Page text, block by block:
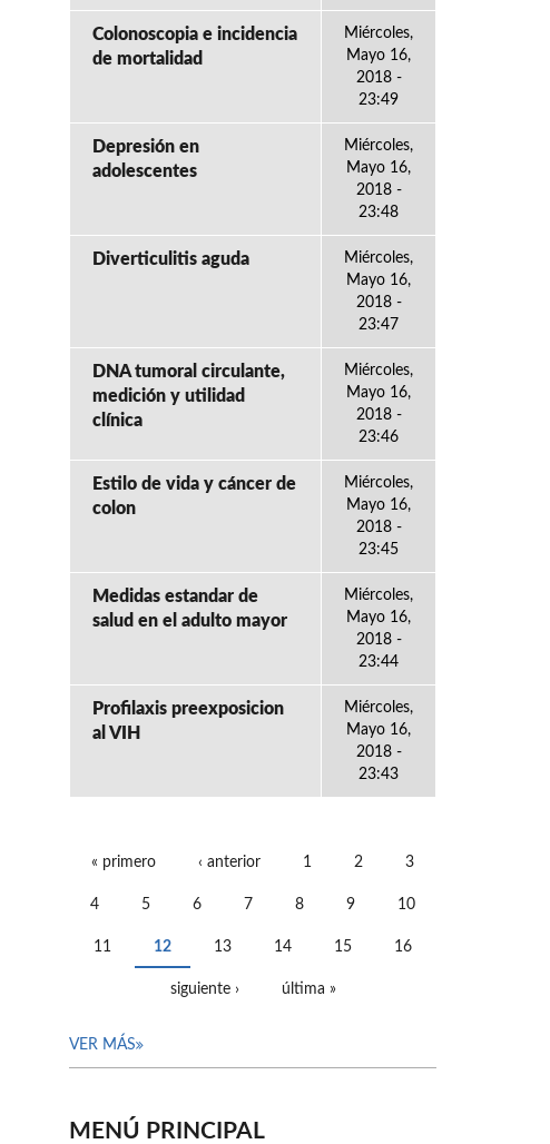
Colonoscopia e incidencia
de mortalidad
Miércoles,
Mayo 16,
2018 -
23:49
Depresión en
adolescentes
Miércoles,
Mayo 16,
2018 -
23:48
Diverticulitis aguda
Miércoles,
Mayo 16,
2018 -
23:47
DNA tumoral circulante,
medición y utilidad
clínica
Miércoles,
Mayo 16,
2018 -
23:46
Estilo de vida y cáncer de
colon
Miércoles,
Mayo 16,
2018 -
23:45
Medidas estandar de
salud en el adulto mayor
Miércoles,
Mayo 16,
2018 -
23:44
Profilaxis preexposicion
al VIH
Miércoles,
Mayo 16,
2018 -
23:43
« primero ‹ anterior 1 2 3
4 5 6 7 8 9 10
11 12 13 14 15 16
siguiente › última »
VER MÁS
MENÚ PRINCIPAL